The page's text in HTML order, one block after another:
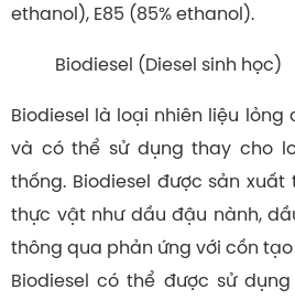
ethanol), E85 (85% ethanol).
Biodiesel (Diesel sinh học)
Biodiesel là loại nhiên liệu
và có thể sử dụng thay cho
thống. Biodiesel được sản
thực vật như dầu đậu nành,
thông qua phản ứng với cồn tạo
Biodiesel có thể được sử